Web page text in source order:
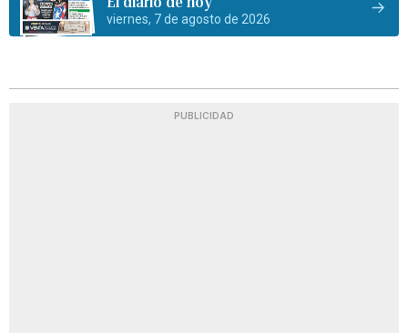
viernes, 7 de agosto de 2026
PUBLICIDAD